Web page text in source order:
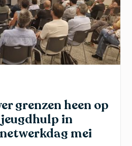
grenzen heen op
in
mei